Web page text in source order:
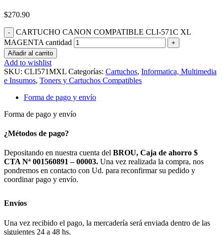
$270.90
CARTUCHO CANON COMPATIBLE CLI-571C XL
MAGENTA cantidad
Añadir al carrito
Add to wishlist
SKU: CLI571MXL Categorías: Cartuchos, Informatica, Multimedia
e Insumos, Toners y Cartuchos Compatibles
Forma de pago y envío
Forma de pago y envío
¿Métodos de pago?
Depositando en nuestra cuenta del BROU, Caja de ahorro $
CTA Nª 001560891 – 00003. Una vez realizada la compra, nos
pondremos en contacto con Ud. para reconfirmar su pedido y
coordinar pago y envío.
Envíos
Una vez recibido el pago, la mercadería será enviada dentro de las
siguientes 24 a 48 hs.